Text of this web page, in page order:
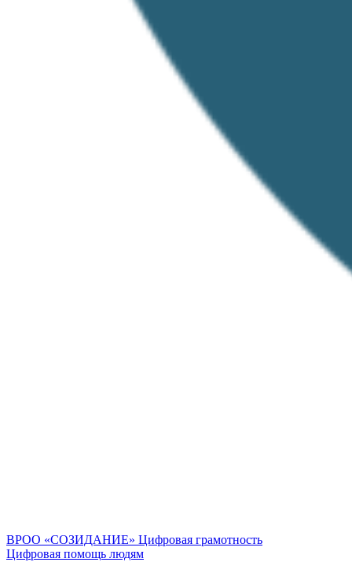
ВРОО «СОЗИДАНИЕ» Цифровая грамотность
Цифровая помощь людям